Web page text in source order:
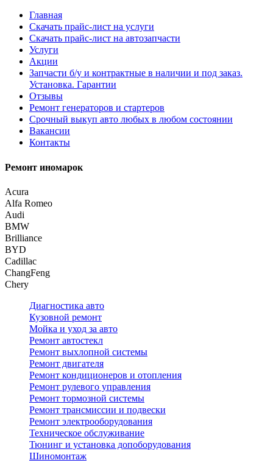
Главная
Скачать прайс-лист на услуги
Скачать прайс-лист на автозапчасти
Услуги
Акции
Запчасти б/у и контрактные в наличии и под заказ.
Установка. Гарантии
Отзывы
Ремонт генераторов и стартеров
Cрочный выкуп авто любых в любом состоянии
Вакансии
Контакты
Ремонт иномарок
Acura
Alfa Romeo
Audi
BMW
Brilliance
BYD
Cadillac
ChangFeng
Chery
Диагностика авто
Кузовной ремонт
Мойка и уход за авто
Ремонт автостекл
Ремонт выхлопной системы
Ремонт двигателя
Ремонт кондиционеров и отопления
Ремонт рулевого управления
Ремонт тормозной системы
Ремонт трансмиссии и подвески
Ремонт электрооборудования
Техническое обслуживание
Тюнинг и установка допоборудования
Шиномонтаж